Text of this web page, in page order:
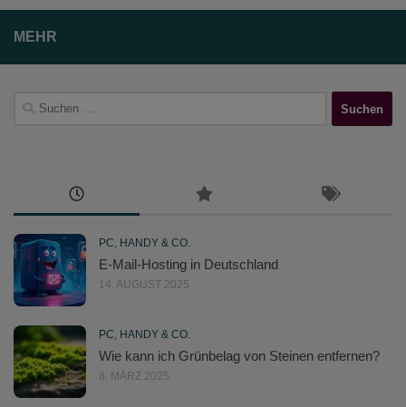
MEHR
Suchen
PC, HANDY & CO.
E-Mail-Hosting in Deutschland
14. AUGUST 2025
PC, HANDY & CO.
Wie kann ich Grünbelag von Steinen entfernen?
8. MÄRZ 2025